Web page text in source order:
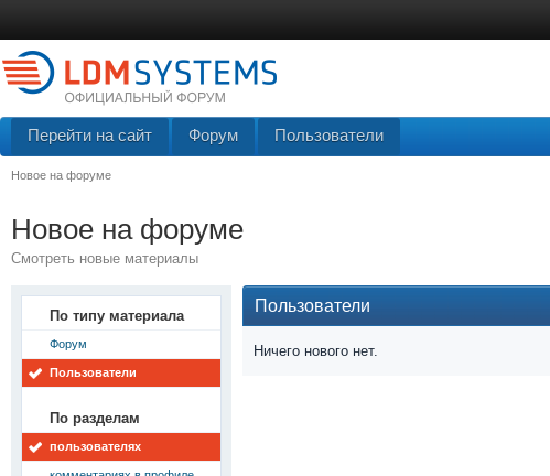
Перейти на сайт Форум Пользователи
Новое на форуме
Новое на форуме
Смотреть новые материалы
По типу материала
Форум
Пользователи
По разделам
пользователях
Пользователи
Ничего нового нет.